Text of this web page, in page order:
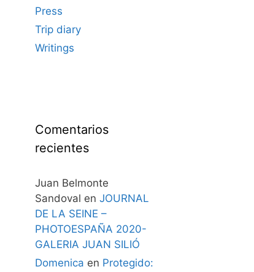
Press
Trip diary
Writings
Comentarios
recientes
Juan Belmonte
Sandoval en JOURNAL
DE LA SEINE –
PHOTOESPAÑA 2020-
GALERIA JUAN SILIÓ
Domenica en Protegido: